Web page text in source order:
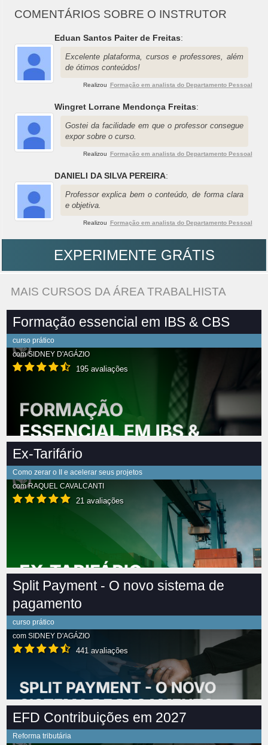
COMENTÁRIOS SOBRE O INSTRUTOR
Eduan Santos Paiter de Freitas:
Excelente plataforma, cursos e professores, além
de ótimos conteúdos!
Realizou Formação em analista do Departamento Pessoal
Wingret Lorrane Mendonça Freitas:
Gostei da facilidade em que o professor consegue
expor sobre o curso.
Realizou Formação em analista do Departamento Pessoal
DANIELI DA SILVA PEREIRA:
Professor explica bem o conteúdo, de forma clara
e objetiva.
Realizou Formação em analista do Departamento Pessoal
EXPERIMENTE GRÁTIS
MAIS CURSOS DA ÁREA TRABALHISTA
Formação essencial em IBS & CBS
curso prático
comSIDNEY D'AGÁZIO
195 avaliações
Ex-Tarifário
Como zerar o II e acelerar seus projetos
comRAQUEL CAVALCANTI
21 avaliações
Split Payment - O novo sistema de
pagamento
curso prático
com SIDNEY D'AGÁZIO
441 avaliações
EFD Contribuições em 2027
Reforma tributária